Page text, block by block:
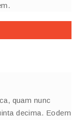
quam nunc
decima. Eodem